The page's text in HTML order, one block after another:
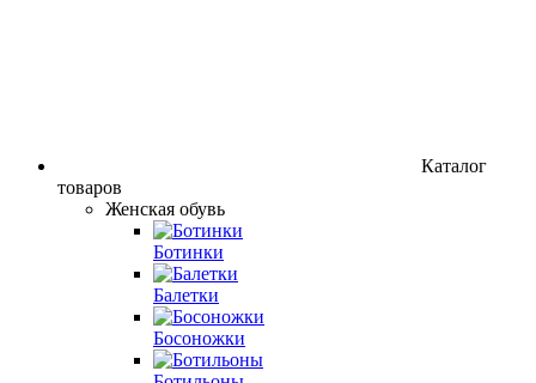
Каталог
товаров
Женская обувь
Ботинки
Балетки
Босоножки